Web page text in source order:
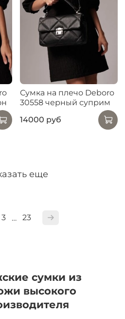
Сумка на плечо Deboro
30558 черный суприм
14000 руб
еще
3 … 23
сумки из
высокого